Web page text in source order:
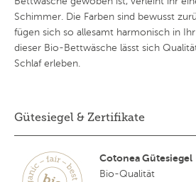
Schimmer. Die Farben sind bewusst
fügen sich so allesamt harmonisch in
dieser Bio-Bettwäsche lässt sich
Schlaf erleben.
Gütesiegel & Zertifikate
Cotonea Gütesiegel
Bio-Qualität